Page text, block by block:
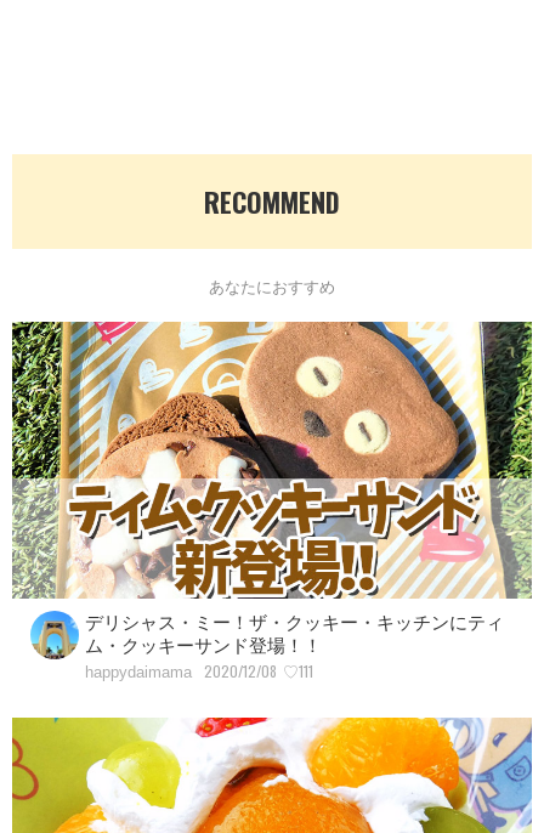
RECOMMEND
あなたにおすすめ
デリシャス・ミー！ザ・クッキー・キッチンにティ
ム・クッキーサンド登場！！
happydaimama 2020/12/08 ♡111